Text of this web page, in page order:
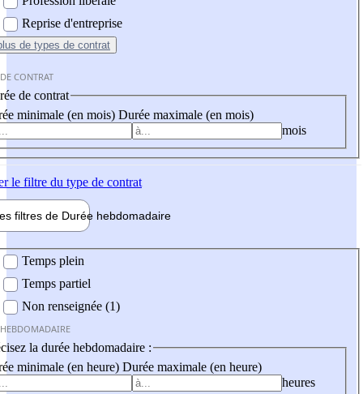
Reprise d'entreprise
de types de contrat
CONTRAT
de contrat
minimale (en mois) Durée maximale (en mois)
mois
le filtre du type de contrat
filtres de Durée hebdomadaire
Temps plein
Temps partiel
Non renseignée (1)
la durée hebdomadaire :
minimale (en heure) Durée maximale (en heure)
heures